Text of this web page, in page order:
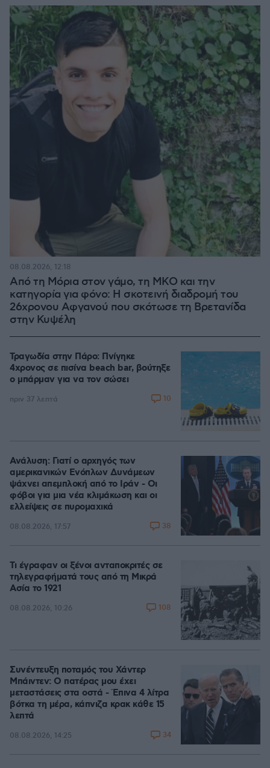
Από τη Μόρια στον γάμο, τη ΜΚΟ και την
κατηγορία για φόνο: Η σκοτεινή διαδρομή του
26χρονου Αφγανού που σκότωσε τη Βρετανίδα
στην Κυψέλη
08.08.2026, 12:18
Τραγωδία στην Πάρο: Πνίγηκε
4χρονος σε πισίνα beach bar, βούτηξε
ο μπάρμαν για να τον σώσει
πριν 37 λεπτά 10
Ανάλυση: Γιατί ο αρχηγός των
αμερικανικών Ενόπλων Δυνάμεων
ψάχνει απεμπλοκή από το Ιράν - Οι
φόβοι για μια νέα κλιμάκωση και οι
ελλείψεις σε πυρομαχικά
08.08.2026, 17:57 38
Τι έγραφαν οι ξένοι ανταποκριτές σε
τηλεγραφήματά τους από τη Μικρά
Ασία το 1921
08.08.2026, 10:26 108
Συνέντευξη ποταμός του Χάντερ
Μπάιντεν: Ο πατέρας μου έχει
μεταστάσεις στα οστά - Έπινα 4 λίτρα
βότκα τη μέρα, κάπνιζα κρακ κάθε 15
λεπτά
08.08.2026, 14:25 34